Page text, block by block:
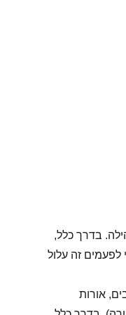
בדרך כלל,
זה עלול
אורות